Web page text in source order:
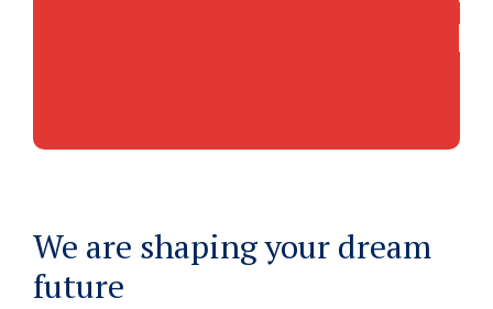
We are shaping your dream
future